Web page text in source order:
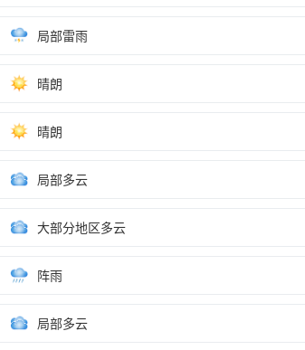
局部雷雨
晴朗
晴朗
局部多云
大部分地区多云
阵雨
局部多云